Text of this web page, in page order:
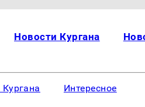
Новости Кургана
Интересное